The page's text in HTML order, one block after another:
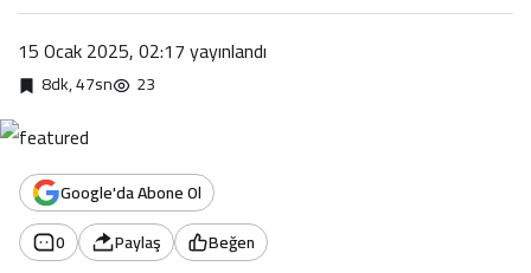
15 Ocak 2025, 02:17yayınlandı
8dk, 47sn 23
Google'da Abone Ol
0
Paylaş Beğen